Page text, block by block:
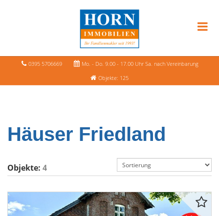
0395 5706669
Mo. - Do. 9.00 - 17.00 Uhr Sa. nach Vereinbarung
Objekte: 125
Häuser Friedland
Objekte: 4